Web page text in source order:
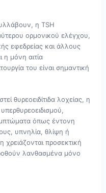
η TSH
ορμονικού ελέγχου,
εφεδρείας και άλλους
η μόνη αιτία
του είναι σημαντική
θυρεοειδίτιδα λοχείας, η
όπως έντονη
υπνηλία, θλίψη ή
προσεκτική
λανθασμένα μόνο